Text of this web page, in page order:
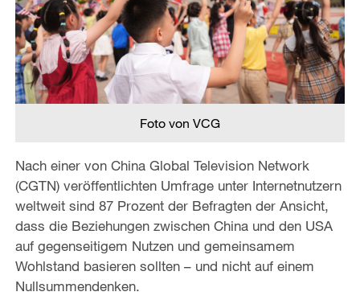
Foto von VCG
Nach einer von China Global Television Network
(CGTN) veröffentlichten Umfrage unter Internetnutzern
weltweit sind 87 Prozent der Befragten der Ansicht,
dass die Beziehungen zwischen China und den USA
auf gegenseitigem Nutzen und gemeinsamem
Wohlstand basieren sollten – und nicht auf einem
Nullsummendenken.